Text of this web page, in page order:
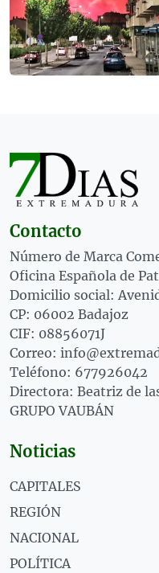
Contacto
Número de Marca
Oficina Española de
Domicilio social:
CP: 06002 Badajoz
CIF: 08856071J
Correo:
Teléfono: 677926042
Directora: Beatriz de
GRUPO VAUBÁN
Noticias
CAPITALES
REGIÓN
NACIONAL
POLÍTICA